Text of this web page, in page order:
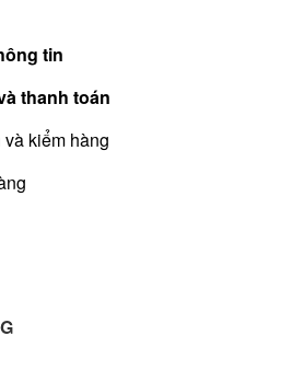
tin
thanh toán
kiểm hàng